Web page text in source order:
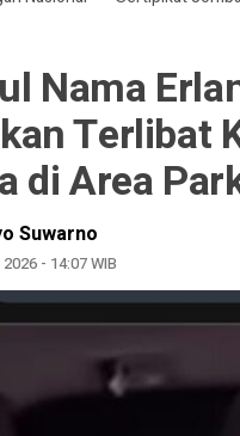
Nama
Terlibat
di Area
Suwarno
- 14:07 WIB